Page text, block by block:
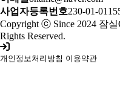
사업자등록번호230-01-
Copyright ⓒ Since 2024 잠
Rights Reserved.
개인정보처리방침 이용약관